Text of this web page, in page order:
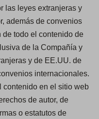
las leyes extranjeras y
además de convenios
todo el contenido de
de la Compañía y
y de EE.UU. de
internacionales.
contenido en el sitio web
de autor, de
o estatutos de